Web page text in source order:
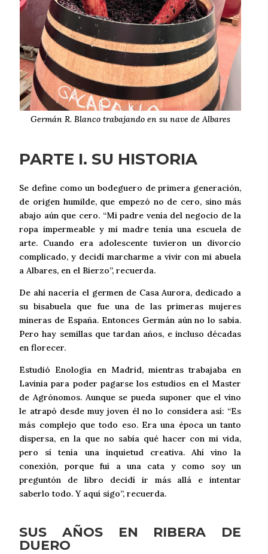
Germán R. Blanco trabajando en su nave de Albares
PARTE I. SU HISTORIA
Se define como un bodeguero de primera generación,
de origen humilde, que empezó no de cero, sino más
abajo aún que cero. “Mi padre venía del negocio de la
ropa impermeable y mi madre tenía una escuela de
arte. Cuando era adolescente tuvieron un divorcio
complicado, y decidí marcharme a vivir con mi abuela
a Albares, en el Bierzo”, recuerda.
De ahí nacería el germen de Casa Aurora, dedicado a
su bisabuela que fue una de las primeras mujeres
mineras de España. Entonces Germán aún no lo sabía.
Pero hay semillas que tardan años, e incluso décadas
en florecer.
Estudió Enología en Madrid, mientras trabajaba en
Lavinia para poder pagarse los estudios en el Master
de Agrónomos. Aunque se pueda suponer que el vino
le atrapó desde muy joven él no lo considera así: “Es
más complejo que todo eso. Era una época un tanto
dispersa, en la que no sabía qué hacer con mi vida,
pero sí tenía una inquietud creativa. Ahí vino la
conexión, porque fui a una cata y como soy un
preguntón de libro decidí ir más allá e intentar
saberlo todo. Y aquí sigo”, recuerda.
SUS AÑOS EN RIBERA DE
DUERO